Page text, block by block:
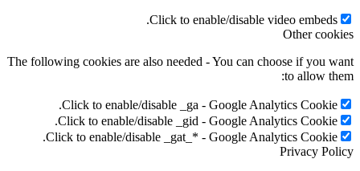
Click to enable/disable video
Other
The following cookies are also needed - You can choose if you
to allow
Click to enable/disable _ga - Google Analytics
Click to enable/disable _gid - Google Analytics
Click to enable/disable _gat_* - Google Analytics
Privacy